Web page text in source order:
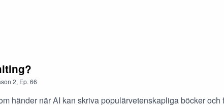
2, Ep. 66
händer när AI kan skriva populärvetenskapliga böcker